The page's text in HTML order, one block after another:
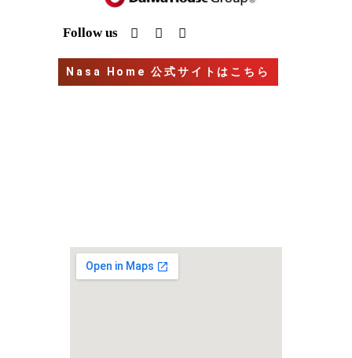
Follow us I
n
s
t
a
Y
o
u
t
u
G
o
o
g
l
Nasa Home 公式サイトはこちら